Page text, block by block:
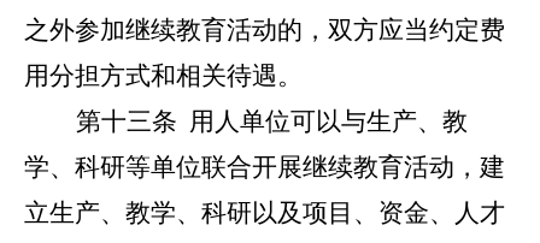
之外参加继续教育活动的，双方应当约定费
用分担方式和相关待遇。
第十三条 用人单位可以与生产、教
学、科研等单位联合开展继续教育活动，建
立生产、教学、科研以及项目、资金、人才